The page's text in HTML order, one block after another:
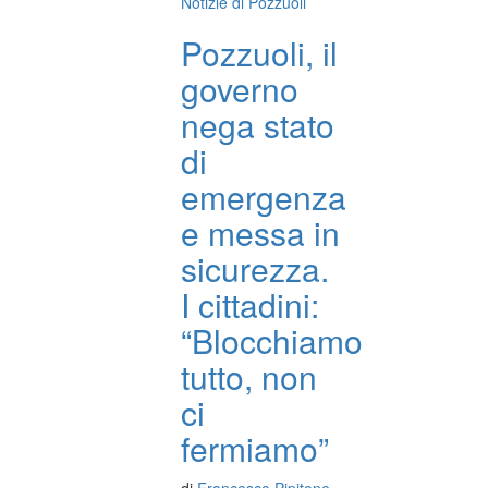
Pozzuoli, il
governo
nega stato
di
emergenza
e messa in
sicurezza.
I cittadini:
“Blocchiamo
tutto, non
ci
fermiamo”